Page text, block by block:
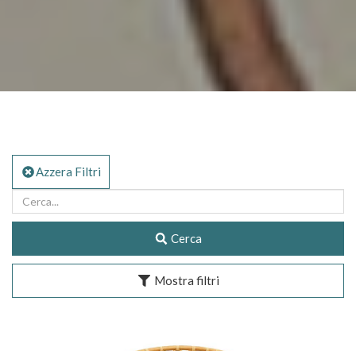
Azzera Filtri
Cerca
Mostra filtri